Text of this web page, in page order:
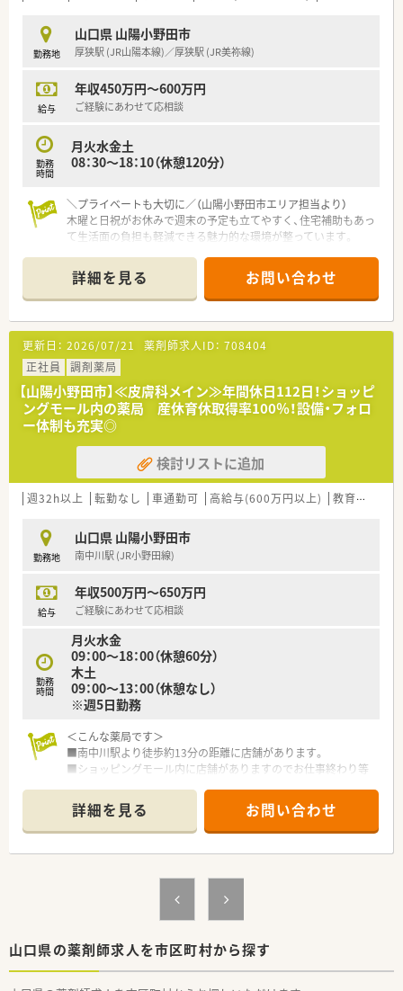
や社員の気持ちを深く理解しています。
■ライフステージの変化に合わせて、週32時間の時短正社員制
度を利用できるなど柔軟な対応が可能です。
【想定される業務内容】
■眼科や内科、小児科などの処方箋に基づく調剤、監査、服薬指
■管理薬剤師として、在庫管理やスタッフの指導・育成など、店
舗運営全般のマネジメントを行います。
■患者様からの健康相談に応じるなど、地域のかかりつけ薬剤師
勤務地
山口県 山陽小野田市
厚狭駅 (JR山陽本線)／厚狭駅 (JR美祢線)
給与
年収450万円～600万円
ご経験にあわせて応相談
勤務
時間
月火水金土
08：30～18：10（休憩120分）
＼プライベートも大切に／（山陽小野田市エリア担当より）
木曜と日祝がお休みで週末の予定も立てやすく、住宅補助もあっ
て生活面の負担も軽減できる魅力的な環境が整っています。
【店舗情報と応需状況について】
■厚狭駅から徒歩5分の通いやすい立地にあり、近隣医療機関か
ら内科や整形外科等の処方箋を応需しています。
■処方箋は1日平均50枚程度を受け付けており、花粉症等の繁忙
期には1日100枚程度になることもあります。
■耳鼻科やアレルギー科の処方箋も応需しており、幅広い疾患に
対する専門的な知識を深く身につけられます。
【法人特徴について】
■山口県内に複数の調剤薬局を展開しており、安定した経営基盤
と充実したバックアップ体制が大きな強みです。
■店舗間で協力し合う体制が構築されており、急な欠勤やトラブ
ルの際にも近隣店舗からフォローに入れます。
■社員旅行やレクリエーション等の社内行事が定期的に開催さ
【こんな取り組みをしています】
■各地域の医師会や薬剤師会が主催する講演会への参加を推奨
■九州山口薬学大会への参加も実施しており、広域的な医療情報
の収集や他施設の薬剤師との交流を深められます。
の知識だけでなく接遇マナーの向上にも努めます。
詳細を見る お問い合わせ
更新日： 2026/07/21 薬剤師求人ID： 708404
正社員
調剤薬局
【山陽小野田市】≪皮膚科メイン≫年間休日112日！ショッピ
ングモール内の薬局 産休育休取得率100％！設備・フォロ
ー体制も充実◎
検討リストに追加
週32h以上 転勤なし 車通勤可 高給与(600万円以上) 教育制度あり
勤務地
山口県 山陽小野田市
南中川駅 (JR小野田線)
給与
年収500万円～650万円
ご経験にあわせて応相談
勤務
時間
月火水金
09：00～18：00（休憩60分）
木土
09：00～13：00（休憩なし）
※週5日勤務
＜こんな薬局です＞
■南中川駅より徒歩約13分の距離に店舗があります。
■ショッピングモール内に店舗がありますのでお仕事終わり等
■薬剤師人数は常勤4名、パート1名です。
＜業務内容＞
■皮膚科をメインに広域を処方応需しています。
＜法人特徴＞
詳細を見る お問い合わせ
山口県の薬剤師求人を市区町村から探す